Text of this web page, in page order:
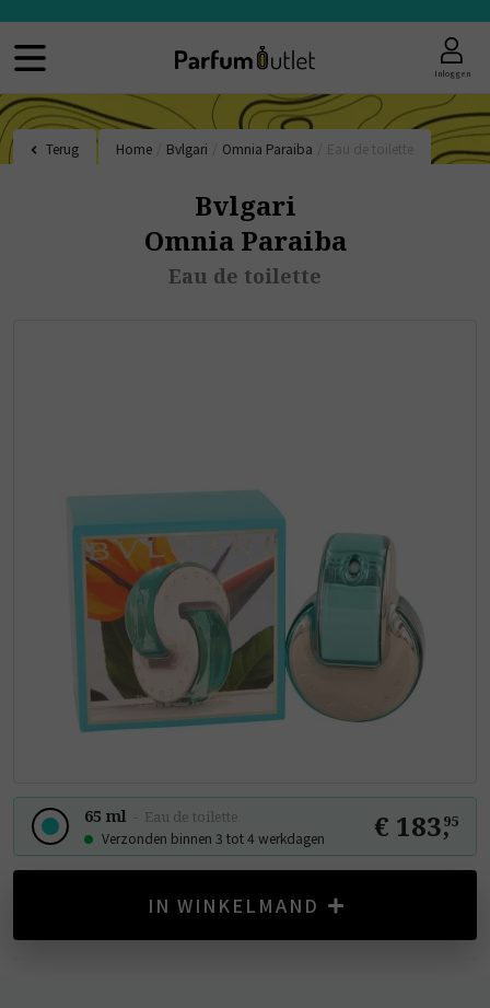
Inloggen
Terug Home Bvlgari Omnia Paraiba
Bvlgari
Omnia Paraiba
Eau de toilette
65 ml Eau de toilette
Verzonden binnen 3 tot 4 werkdagen € 183,
95
IN WINKELMAND